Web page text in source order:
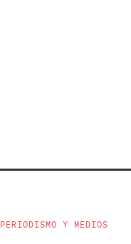
PERIODISMO Y MEDIOS